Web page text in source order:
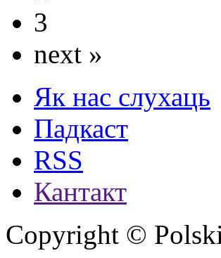
3
next »
Як нас слухаць
Падкаст
RSS
Кантакт
Copyright ©